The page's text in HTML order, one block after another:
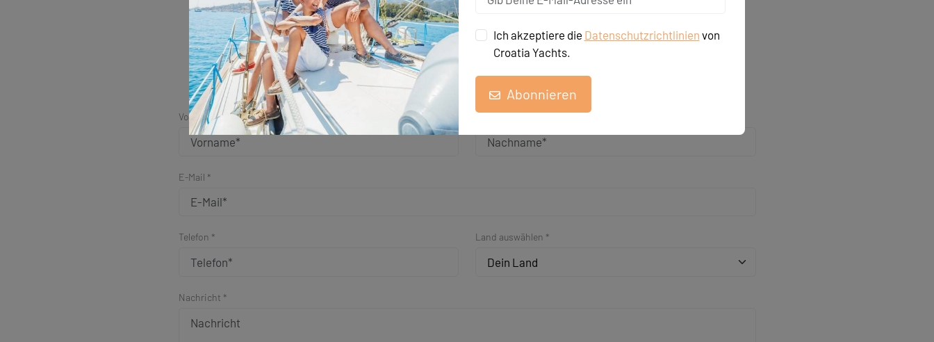
Schneller Kontakt
Kurze Unterüberschrift
Vorname *
E-Mail *
Telefon * Land auswählen *
Dein Land
Nachricht *
Ich akzeptiere die Datenschutzrichtlinien von
Croatia Yachts.
Abonnieren